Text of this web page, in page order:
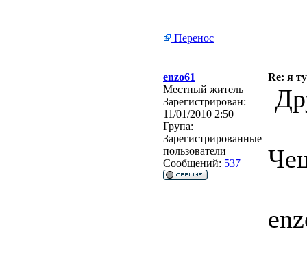
Перенос
enzo61
Re: я
Местный житель
Зарегистрирован:
11/01/2010 2:50
Група:
Зарегистрированные
пользователи
Сообщений: 537